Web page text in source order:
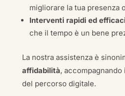
migliorare la tua presenza
Interventi rapidi ed
che il tempo è un bene
La nostra assistenza è
affidabilità,
del percorso digitale.